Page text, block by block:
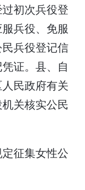
初次兵役登
兵役、免服
兵役登记信
证。县、自
民政府有关
关核实公民
征集女性公